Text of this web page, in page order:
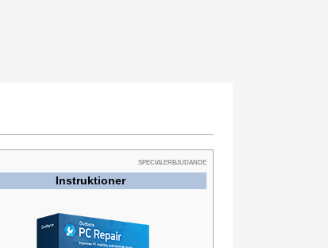
SPECIALERBJUDANDE
Instruktioner